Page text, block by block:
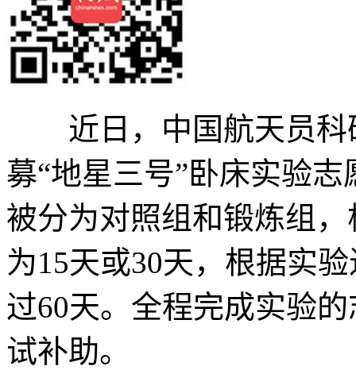
近日，中国航天员科
募“地星三号”卧床实验
被分为对照组和锻炼组
为15天或30天，根据实
过60天。全程完成实验
试补助。